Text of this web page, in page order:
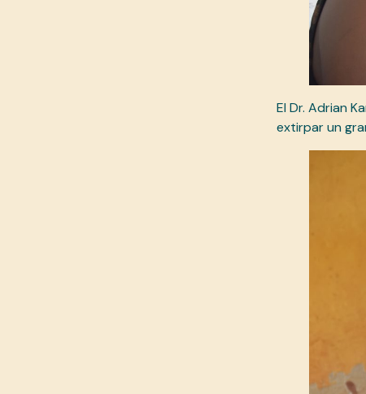
El Dr. Adrian
extirpar un